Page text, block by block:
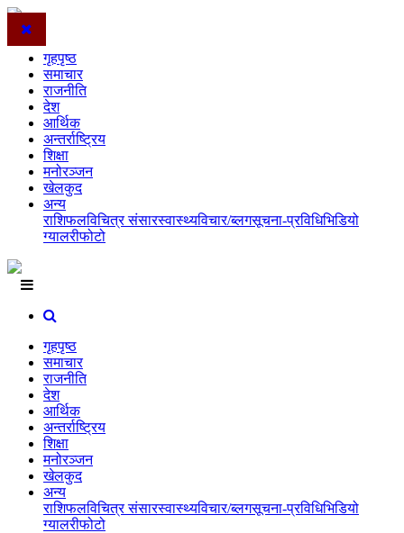
गृहपृष्ठ
समाचार
राजनीति
देश
आर्थिक
अन्तर्राष्ट्रिय
शिक्षा
मनोरञ्जन
खेलकुद
अन्य
राशिफलविचित्र संसारस्वास्थ्यविचार/ब्लगसूचना-प्रविधिभिडियो
ग्यालरीफोटो
गृहपृष्ठ
समाचार
राजनीति
देश
आर्थिक
अन्तर्राष्ट्रिय
शिक्षा
मनोरञ्जन
खेलकुद
अन्य
राशिफलविचित्र संसारस्वास्थ्यविचार/ब्लगसूचना-प्रविधिभिडियो
ग्यालरीफोटो